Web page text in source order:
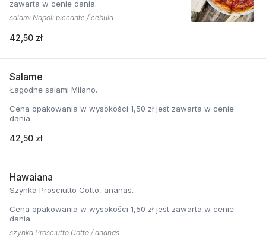
zawarta w cenie dania.
salami Napoli piccante / cebula
42,50 zł
Salame
Łagodne salami Milano.
Cena opakowania w wysokości 1,50 zł jest zawarta w cenie
dania.
42,50 zł
Hawaiana
Szynka Prosciutto Cotto, ananas.
Cena opakowania w wysokości 1,50 zł jest zawarta w cenie
dania.
szynka Prosciutto Cotto / ananas